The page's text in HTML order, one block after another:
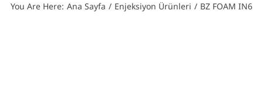
You Are Here: Ana Sayfa / Enjeksiyon Ürünleri / BZ FOAM IN6